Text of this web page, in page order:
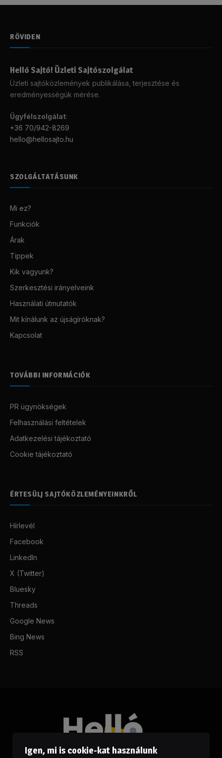
RÖVIDEN
Helló Sajtó! Üzleti Sajtószolgálat
Üzleti sajtóközlemények publikálása, terjesztése és
eredményességük mérése.
Ügyfélszolgálat:
+36 70/942-8269
hello@hellosajto.hu
SZOLGÁLTATÁSUNK
Mi ez?
Funkciók
Árak
Tippek
Kik vagyunk?
Szerkesztési irányelveink
Használati útmutatók
Mit kínálunk az újságíróknak?
Kapcsolat
TOVÁBBI INFORMÁCIÓK
PR ügynökségek
Felhasználási feltételek
Adatkezelési tájékoztató
Cookie tájékoztató
ÉRTESÜLJ SAJTÓKÖZLEMÉNYEINKRŐL
Hírlevél
Facebook
LinkedIn
X (Twitter)
Bluesky
Threads
Google News
Bing News
RSS
Igen, mi is cookie-kat használunk